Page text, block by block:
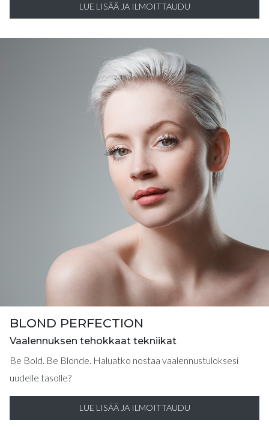
LUE LISÄÄ JA ILMOITTAUDU
BLOND PERFECTION
Vaalennuksen tehokkaat tekniikat
Be Bold. Be Blonde. Haluatko nostaa vaalennustuloksesi
uudelle tasolle?
LUE LISÄÄ JA ILMOITTAUDU